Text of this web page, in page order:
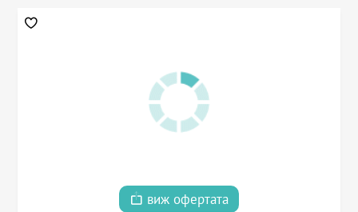
виж офертата